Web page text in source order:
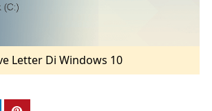
Letter Di Windows 10